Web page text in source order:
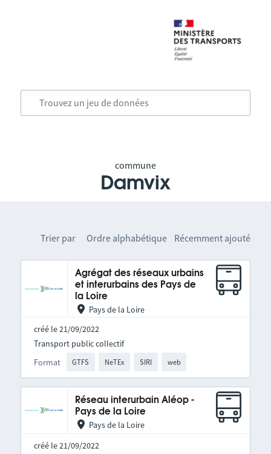
commune
Damvix
Trier par Ordre alphabétique Récemment ajouté
Agrégat des réseaux urbains
et interurbains des Pays de
la Loire
Pays de la Loire
créé le 21/09/2022
Format GTFS NeTEx SIRI web
Transport public collectif
Réseau interurbain Aléop -
Pays de la Loire
Pays de la Loire
créé le 21/09/2022